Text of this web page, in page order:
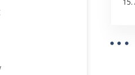
15.